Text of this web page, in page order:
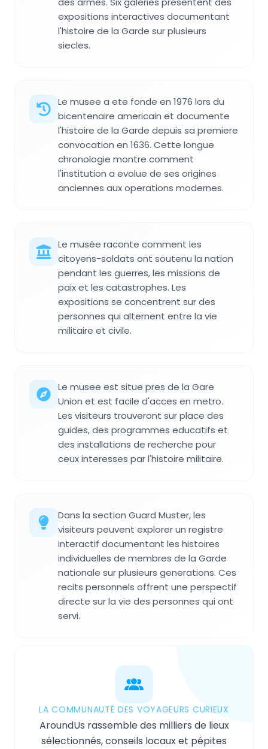
expositions interactives documentant
l'histoire de la Garde sur plusieurs
siecles.
Le musee a ete fonde en 1976 lors du
bicentenaire americain et documente
l'histoire de la Garde depuis sa premiere
convocation en 1636. Cette longue
chronologie montre comment
l'institution a evolue de ses origines
anciennes aux operations modernes.
Le musée raconte comment les
citoyens-soldats ont soutenu la nation
pendant les guerres, les missions de
paix et les catastrophes. Les
expositions se concentrent sur des
personnes qui alternent entre la vie
militaire et civile.
Le musee est situe pres de la Gare
Union et est facile d'acces en metro.
Les visiteurs trouveront sur place des
guides, des programmes educatifs et
des installations de recherche pour
ceux interesses par l'histoire militaire.
Dans la section Guard Muster, les
visiteurs peuvent explorer un registre
interactif documentant les histoires
individuelles de membres de la Garde
nationale sur plusieurs generations. Ces
recits personnels offrent une perspectif
directe sur la vie des personnes qui ont
servi.
LA COMMUNAUTÉ DES VOYAGEURS CURIEUX
AroundUs rassemble des milliers de lieux
sélectionnés, conseils locaux et pépites